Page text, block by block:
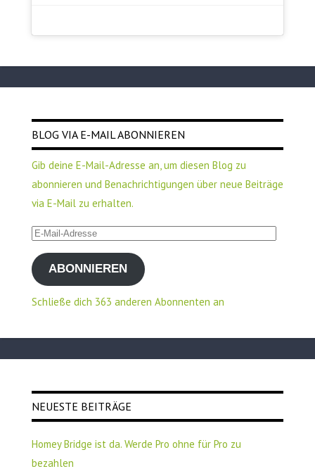
BLOG VIA E-MAIL ABONNIEREN
Gib deine E-Mail-Adresse an, um diesen Blog zu
abonnieren und Benachrichtigungen über neue Beiträge
via E-Mail zu erhalten.
E-
Mail-
AdresseABONNIEREN
Schließe dich 363 anderen Abonnenten an
NEUESTE BEITRÄGE
Homey Bridge ist da. Werde Pro ohne für Pro zu
bezahlen